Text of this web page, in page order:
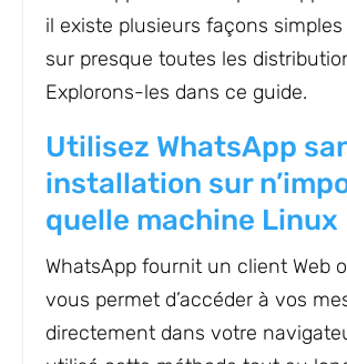
il existe plusieurs façons simples
sur presque toutes les
Explorons-les dans ce guide.
Utilisez WhatsApp
installation sur
quelle machine Linux
WhatsApp fournit un client Web
vous permet d’accéder à vos
directement dans votre